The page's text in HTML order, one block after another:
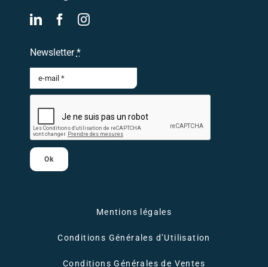
Newsletter*
Ok
Mentions légales
Conditions Générales d’Utilisation
Conditions Générales de Ventes